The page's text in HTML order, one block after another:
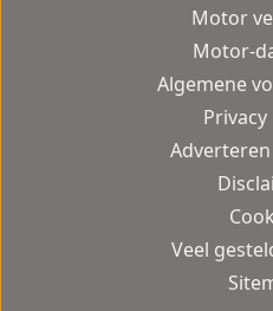
Motor
Motor-
Algemene
Veel